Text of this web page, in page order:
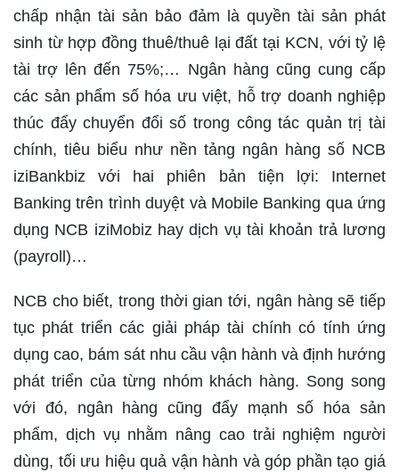
chấp nhận tài sản bảo đảm là quyền tài sản phát
sinh từ hợp đồng thuê/thuê lại đất tại KCN, với tỷ lệ
tài trợ lên đến 75%;… Ngân hàng cũng cung cấp
các sản phẩm số hóa ưu việt, hỗ trợ doanh nghiệp
thúc đẩy chuyển đổi số trong công tác quản trị tài
chính, tiêu biểu như nền tảng ngân hàng số NCB
iziBankbiz với hai phiên bản tiện lợi: Internet
Banking trên trình duyệt và Mobile Banking qua ứng
dụng NCB iziMobiz hay dịch vụ tài khoản trả lương
(payroll)…
NCB cho biết, trong thời gian tới, ngân hàng sẽ tiếp
tục phát triển các giải pháp tài chính có tính ứng
dụng cao, bám sát nhu cầu vận hành và định hướng
phát triển của từng nhóm khách hàng. Song song
với đó, ngân hàng cũng đẩy mạnh số hóa sản
phẩm, dịch vụ nhằm nâng cao trải nghiệm người
dùng, tối ưu hiệu quả vận hành và góp phần tạo giá